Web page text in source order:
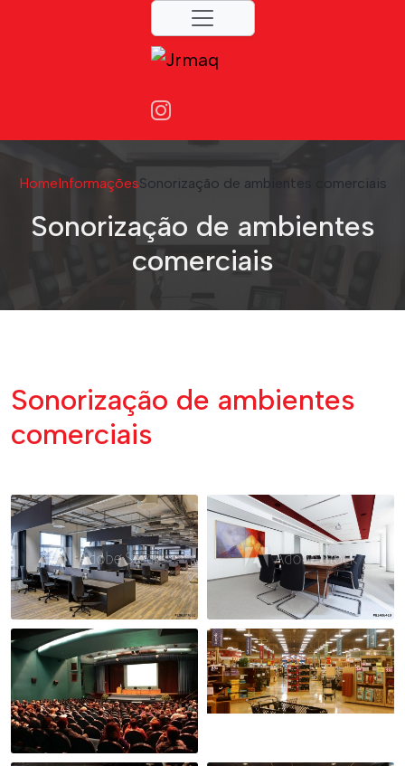
HomeInformaçõesSonorização de ambientes comerciais
Sonorização de ambientes
comerciais
Sonorização de ambientes
comerciais